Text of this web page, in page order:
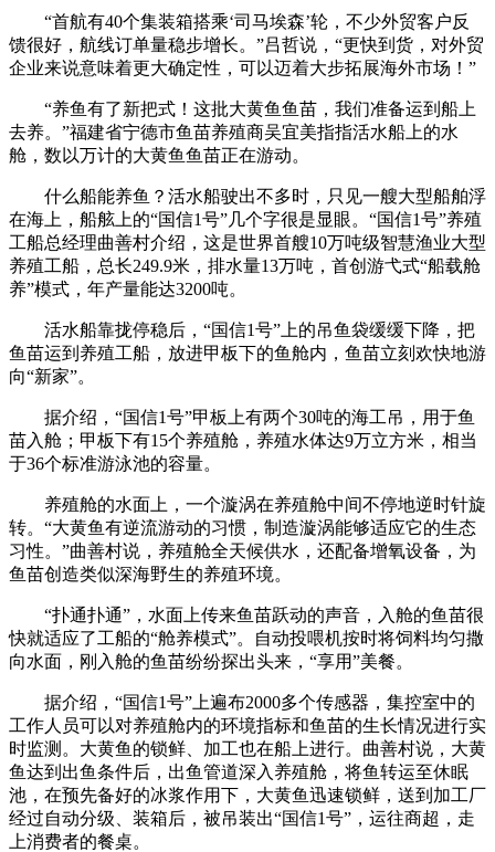
“首航有40个集装箱搭乘‘司马埃森’轮，不少外贸客户反
馈很好，航线订单量稳步增长。”吕哲说，“更快到货，对外贸
企业来说意味着更大确定性，可以迈着大步拓展海外市场！”
“养鱼有了新把式！这批大黄鱼鱼苗，我们准备运到船上
去养。”福建省宁德市鱼苗养殖商吴宜美指指活水船上的水
舱，数以万计的大黄鱼鱼苗正在游动。
什么船能养鱼？活水船驶出不多时，只见一艘大型船舶浮
在海上，船舷上的“国信1号”几个字很是显眼。“国信1号”养殖
工船总经理曲善村介绍，这是世界首艘10万吨级智慧渔业大型
养殖工船，总长249.9米，排水量13万吨，首创游弋式“船载舱
养”模式，年产量能达3200吨。
活水船靠拢停稳后，“国信1号”上的吊鱼袋缓缓下降，把
鱼苗运到养殖工船，放进甲板下的鱼舱内，鱼苗立刻欢快地游
向“新家”。
据介绍，“国信1号”甲板上有两个30吨的海工吊，用于鱼
苗入舱；甲板下有15个养殖舱，养殖水体达9万立方米，相当
于36个标准游泳池的容量。
养殖舱的水面上，一个漩涡在养殖舱中间不停地逆时针旋
转。“大黄鱼有逆流游动的习惯，制造漩涡能够适应它的生态
习性。”曲善村说，养殖舱全天候供水，还配备增氧设备，为
鱼苗创造类似深海野生的养殖环境。
“扑通扑通”，水面上传来鱼苗跃动的声音，入舱的鱼苗很
快就适应了工船的“舱养模式”。自动投喂机按时将饲料均匀撒
向水面，刚入舱的鱼苗纷纷探出头来，“享用”美餐。
据介绍，“国信1号”上遍布2000多个传感器，集控室中的
工作人员可以对养殖舱内的环境指标和鱼苗的生长情况进行实
时监测。大黄鱼的锁鲜、加工也在船上进行。曲善村说，大黄
鱼达到出鱼条件后，出鱼管道深入养殖舱，将鱼转运至休眠
池，在预先备好的冰浆作用下，大黄鱼迅速锁鲜，送到加工厂
经过自动分级、装箱后，被吊装出“国信1号”，运往商超，走
上消费者的餐桌。